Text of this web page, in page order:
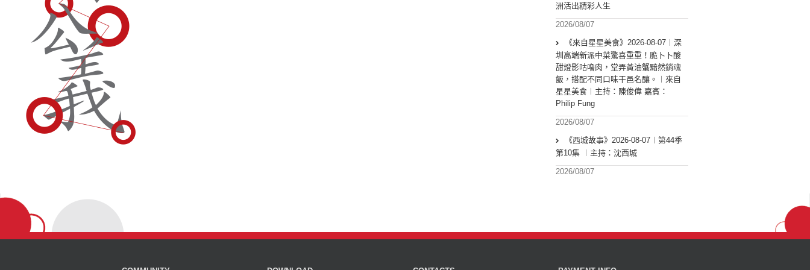
洲活出精彩人生
2026/08/07
《來自星星美食》2026-08-07︱深
圳高端新派中菜驚喜重重！脆卜卜酸
甜燈影咕嚕肉，堂弄黃油蟹黯然銷魂
飯，搭配不同口味干邑名釀。︱來自
星星美食︱主持：陳俊偉 嘉賓：
Philip Fung
2026/08/07
《西城故事》2026-08-07︱第44季
第10集 ︱主持：沈西城
2026/08/07